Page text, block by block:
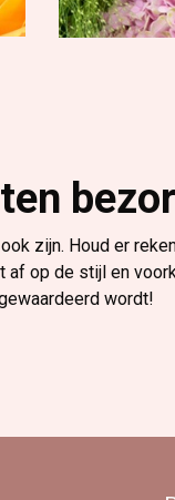
zijn. Houd er
op de stijl en
wordt!